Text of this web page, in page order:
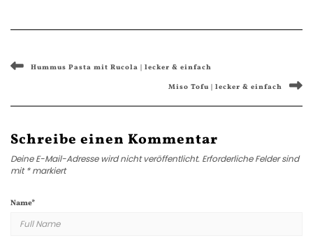
Hummus Pasta mit Rucola | lecker & einfach
Miso Tofu | lecker & einfach
Schreibe einen Kommentar
Deine E-Mail-Adresse wird nicht veröffentlicht. Erforderliche Felder sind
mit*markiert
Name*